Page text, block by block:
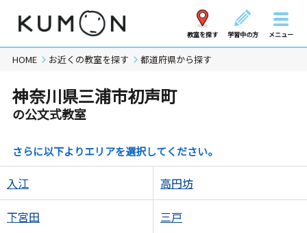
教室を探す 学習中の方 メニュー
HOME お近くの教室を探す 都道府県から探す
神奈川県三浦市初声町
の公文式教室
さらに以下よりエリアを選択してください。
入江 高円坊
下宮田 三戸